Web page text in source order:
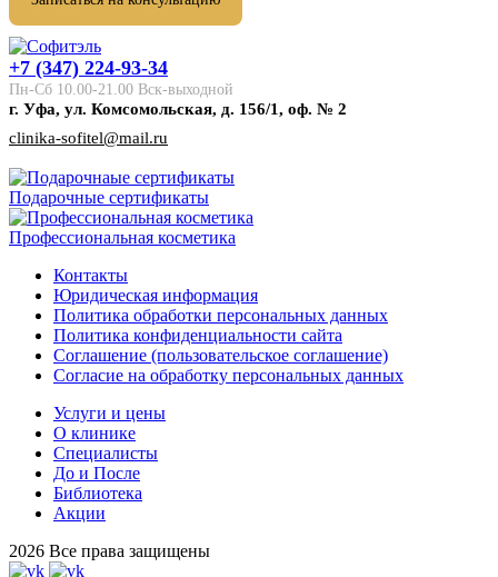
+7 (347) 224-93-34
Пн-Сб 10.00-21.00 Вск-выходной
г. Уфа, ул. Комсомольская, д. 156/1, оф. № 2
clinika-sofitel@mail.ru
Подарочные сертификаты
Профессиональная косметика
Контакты
Юридическая информация
Политика обработки персональных данных
Политика конфиденциальности сайта
Соглашение (пользовательское соглашение)
Согласие на обработку персональных данных
Услуги и цены
О клинике
Специалисты
До и После
Библиотека
Акции
2026 Все права защищены